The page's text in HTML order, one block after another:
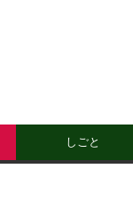
しごと